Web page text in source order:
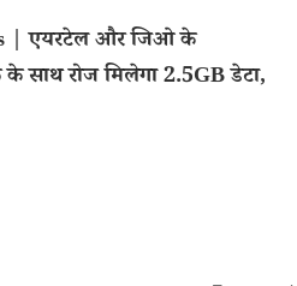
| एयरटेल और जिओ के
साथ रोज मिलेगा 2.5GB डेटा,